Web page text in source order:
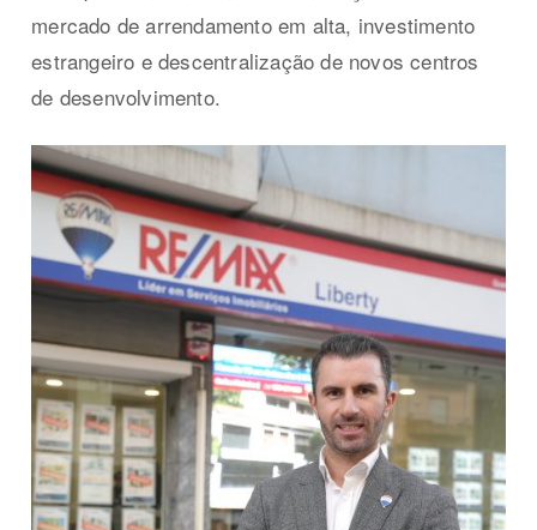
mercado de arrendamento em alta, investimento
estrangeiro e descentralização de novos centros
de desenvolvimento.